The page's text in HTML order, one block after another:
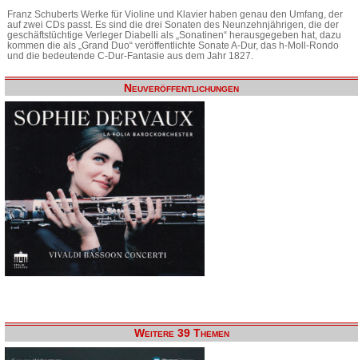
Franz Schuberts Werke für Violine und Klavier haben genau den Umfang, der
auf zwei CDs passt. Es sind die drei Sonaten des Neunzehnjährigen, die der
geschäftstüchtige Verleger Diabelli als „Sonatinen“ herausgegeben hat, dazu
kommen die als „Grand Duo“ veröffentlichte Sonate A-Dur, das h-Moll-Rondo
und die bedeutende C-Dur-Fantasie aus dem Jahr 1827.
Neuveröffentlichungen
Weitere 39 Themen